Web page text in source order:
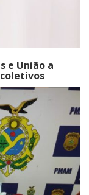
e União a